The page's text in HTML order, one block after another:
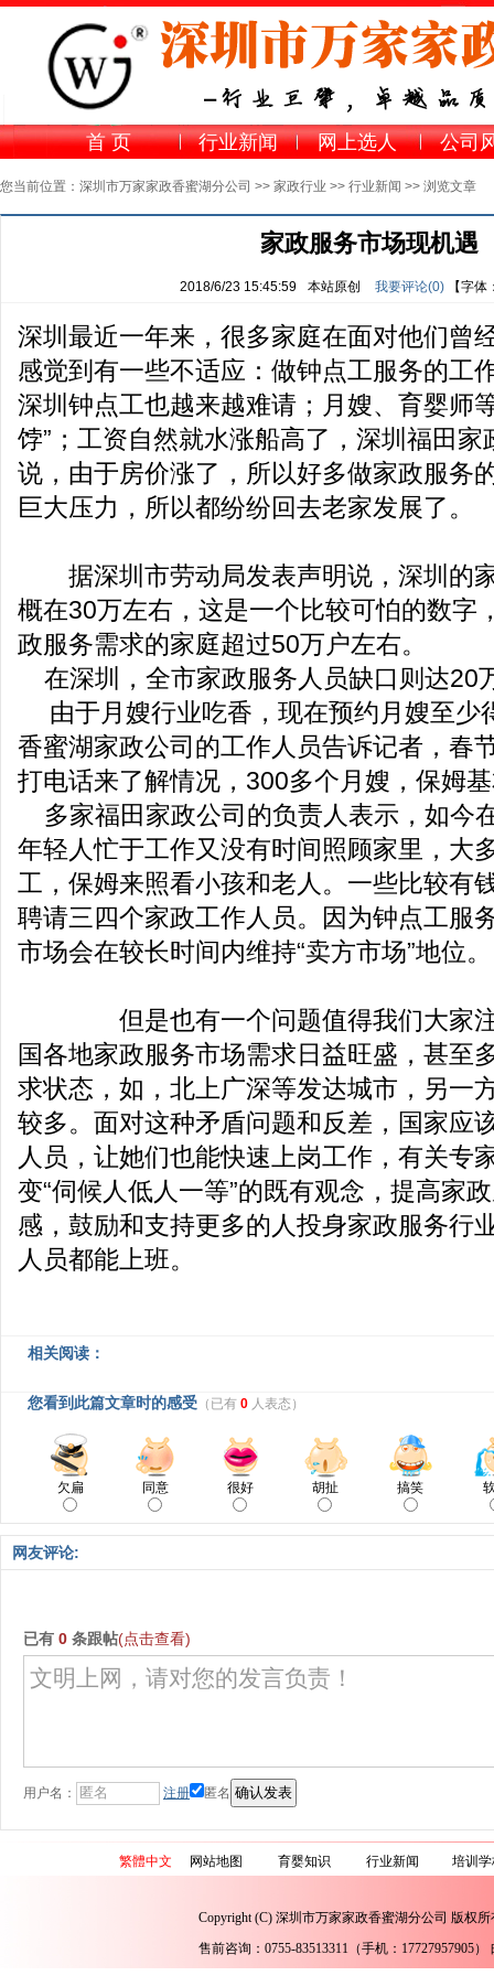
首 页 行业新闻 网上选人 公司
您当前位置： 深圳市万家家政香蜜湖分公司 >> 家政行业 >> 行业新闻 >> 浏览文章
家政服务市场现机遇
2018/6/23 15:45:59 本站原创 我要评论(0) 【字体
深圳最近一年来，很多家庭在面对他们曾
感觉到有一些不适应：做钟点工服务的工
深圳钟点工也越来越难请；月嫂、育婴师
饽”；工资自然就水涨船高了，深圳 福田家
说，由于房价涨了，所以好多做家政服务
巨大压力，所以都纷纷回去老家发展了。
据深圳市劳动局发表声明说，深圳的
概在30万左右，这是一个比较可怕的数字
政服务需求的家庭超过50万户左右。
在深圳，全市家政服务人员缺口则达20
由于月嫂行业吃香，现在预约月嫂至少
香蜜湖家政公司的工作人员告诉记者，春
打电话来了解情况，300多个月嫂，保姆
多家福田家政公司的负责人表示，如今
年轻人忙于工作又没有时间照顾家里，大
工，保姆来照看小孩和老人。一些比较有
聘请三四个家政工作人员。因为钟点工服
市场会在较长时间内维持“卖方市场”地位。
但是也有一个问题值得我们大家注
国各地家政服务市场需求日益旺盛，甚至
求状态，如，北上广深等发达城市，另一
较多。面对这种矛盾问题和反差，国家应
人员，让她们也能快速上岗工作，有关专
变“伺候人低人一等”的既有观念，提高家
感，鼓励和支持更多的人投身家政服务行
人员都能上班。
相关阅读：
您看到此篇文章时的感受 （已有 0 人表态）
欠扁 同意 很好 胡扯 搞笑
网友评论:
已有 0 条跟帖(点击查看)
用户名： 注册 匿名
繁體中文 网站地图
Copyright (C) 深圳市万家家政香蜜湖分公司 版权
售前咨询：0755-83513311（手机：17727957905
育婴知识 行业新闻 培训